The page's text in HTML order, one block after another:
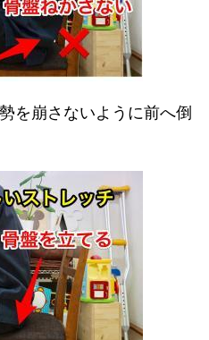
を崩さないように前へ倒